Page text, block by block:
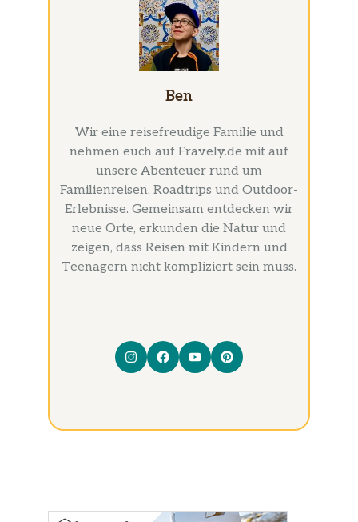
Ben
Wir eine reisefreudige Familie und
nehmen euch auf Fravely.de mit auf
unsere Abenteuer rund um
Familienreisen, Roadtrips und Outdoor-
Erlebnisse. Gemeinsam entdecken wir
neue Orte, erkunden die Natur und
zeigen, dass Reisen mit Kindern und
Teenagern nicht kompliziert sein muss.